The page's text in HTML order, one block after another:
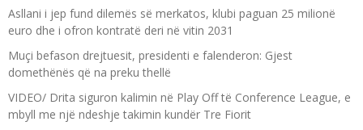
Asllani i jep fund dilemës së merkatos, klubi paguan 25 milionë
euro dhe i ofron kontratë deri në vitin 2031
Muçi befason drejtuesit, presidenti e falenderon: Gjest
domethënës që na preku thellë
VIDEO/ Drita siguron kalimin në Play Off të Conference League, e
mbyll me një ndeshje takimin kundër Tre Fiorit